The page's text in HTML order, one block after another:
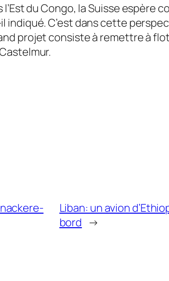
du Congo, la Suisse espère
C’est dans cette
projet consiste à remettre à
Liban: un avion
bord →